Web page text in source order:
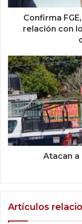
Confirma
relación con
Atacan a
Artículos